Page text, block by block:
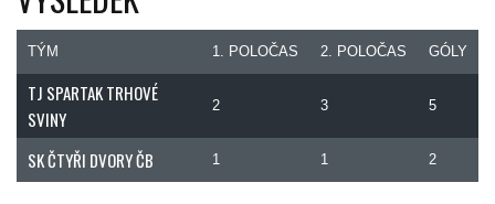
TÝM 1. POLOČAS 2. POLOČAS GÓLY
TJ SPARTAK TRHOVÉ
SVINY
2 3 5
SK ČTYŘI DVORY ČB 1 1 2